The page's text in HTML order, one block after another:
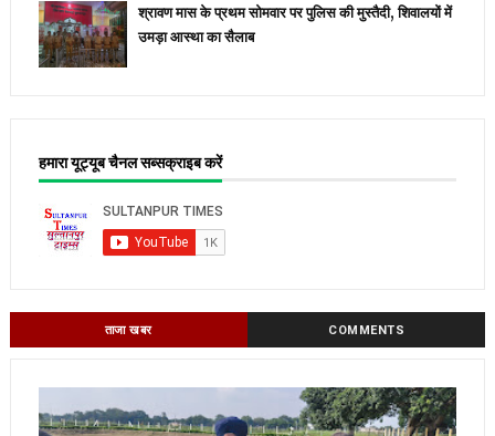
श्रावण मास के प्रथम सोमवार पर पुलिस की मुस्तैदी, शिवालयों में
उमड़ा आस्था का सैलाब
हमारा यूट्यूब चैनल सब्सक्राइब करें
ताजा खबर COMMENTS